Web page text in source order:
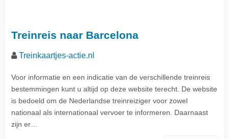
Treinreis naar Barcelona
Treinkaartjes-actie.nl
Voor informatie en een indicatie van de verschillende treinreis
bestemmingen kunt u altijd op deze website terecht. De website
is bedoeld om de Nederlandse treinreiziger voor zowel
nationaal als internationaal vervoer te informeren. Daarnaast
zijn er…